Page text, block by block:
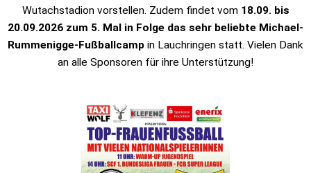
Wutachstadion vorstellen. Zudem findet vom 18.09. bis
20.09.2026 zum 5. Mal in Folge das sehr beliebte Michael-
Rummenigge-Fußballcamp in Lauchringen statt. Vielen Dank
an alle Sponsoren für ihre Unterstützung!